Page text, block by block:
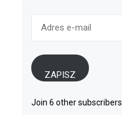
ZAPISZ
Join 6 other subscribers